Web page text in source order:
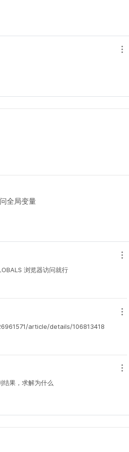
全局变量
浏览器访问就行
article/details/106813418
果，求解为什么